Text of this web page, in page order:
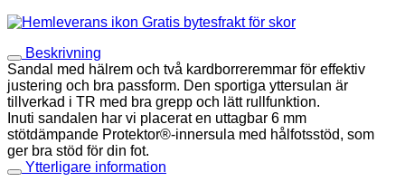
Gratis bytesfrakt för skor
Beskrivning
Sandal med hälrem och två kardborreremmar för effektiv
justering och bra passform. Den sportiga yttersulan är
tillverkad i TR med bra grepp och lätt rullfunktion.
Inuti sandalen har vi placerat en uttagbar 6 mm
stötdämpande Protektor®-innersula med hålfotsstöd, som
ger bra stöd för din fot.
Ytterligare information